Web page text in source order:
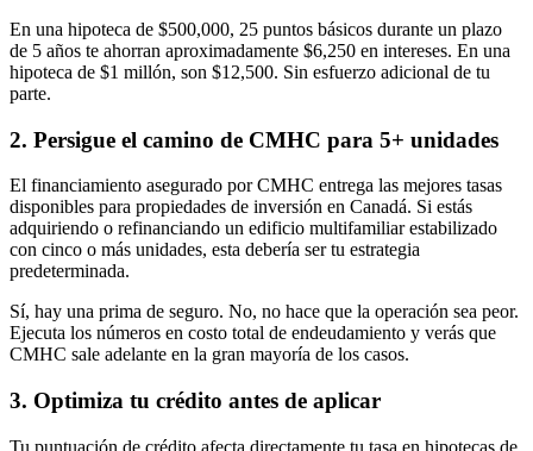
En una hipoteca de $500,000, 25 puntos básicos durante un plazo
de 5 años te ahorran aproximadamente $6,250 en intereses. En una
hipoteca de $1 millón, son $12,500. Sin esfuerzo adicional de tu
parte.
2. Persigue el camino de CMHC para 5+ unidades
El financiamiento asegurado por CMHC entrega las mejores tasas
disponibles para propiedades de inversión en Canadá. Si estás
adquiriendo o refinanciando un edificio multifamiliar estabilizado
con cinco o más unidades, esta debería ser tu estrategia
predeterminada.
Sí, hay una prima de seguro. No, no hace que la operación sea peor.
Ejecuta los números en costo total de endeudamiento y verás que
CMHC sale adelante en la gran mayoría de los casos.
3. Optimiza tu crédito antes de aplicar
Tu puntuación de crédito afecta directamente tu tasa en hipotecas de